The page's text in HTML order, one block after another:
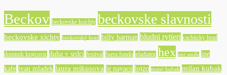
Beckov beckovske ksichty beckovske slavnosti
beckovske xichty beckovský hrad billy barman bludni rytieri cachticky hrad
dominik krajcovic duha v srdci festival fuera fondo gladiator hex imt smile ine
kafe ivan mladek laura mikusova le payaco lojzo matej kubak milan kubak